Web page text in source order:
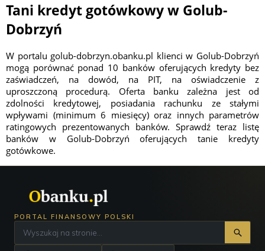
Tani kredyt gotówkowy w Golub-
Dobrzyń
W portalu golub-dobrzyn.obanku.pl klienci w Golub-Dobrzyń
mogą porównać ponad 10 banków oferujących kredyty bez
zaświadczeń, na dowód, na PIT, na oświadczenie z
uproszczoną procedurą. Oferta banku zależna jest od
zdolności kredytowej, posiadania rachunku ze stałymi
wpływami (minimum 6 miesięcy) oraz innych parametrów
ratingowych prezentowanych banków. Sprawdź teraz listę
banków w Golub-Dobrzyń oferujących tanie kredyty
gotówkowe.
PORTAL FINANSOWY POLSKI